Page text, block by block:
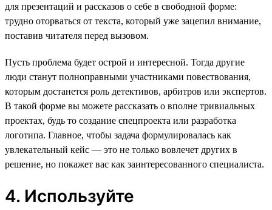
для презентаций и рассказов о себе в свободной форме:
трудно оторваться от текста, который уже зацепил внимание,
поставив читателя перед вызовом.
Пусть проблема будет острой и интересной. Тогда другие
люди станут полноправными участниками повествования,
которым достанется роль детективов, арбитров или экспертов.
В такой форме вы можете рассказать о вполне тривиальных
проектах, будь то создание спецпроекта или разработка
логотипа. Главное, чтобы задача формулировалась как
увлекательный кейс — это не только вовлечет других в
решение, но покажет вас как заинтересованного специалиста.
4. Используйте